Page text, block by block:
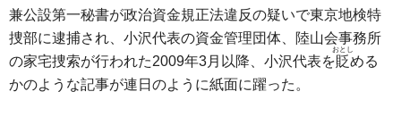
兼公設第一秘書が政治資金規正法違反の疑いで東京地検特
捜部に逮捕され、小沢代表の資金管理団体、陸山会事務所
の家宅捜索が行われた2009年3月以降、小沢代表を貶
おとし
める
かのような記事が連日のように紙面に躍った。